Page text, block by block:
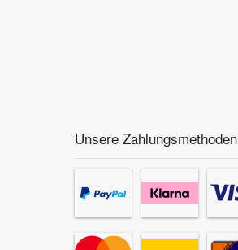
Unsere Zahlungsmethoden